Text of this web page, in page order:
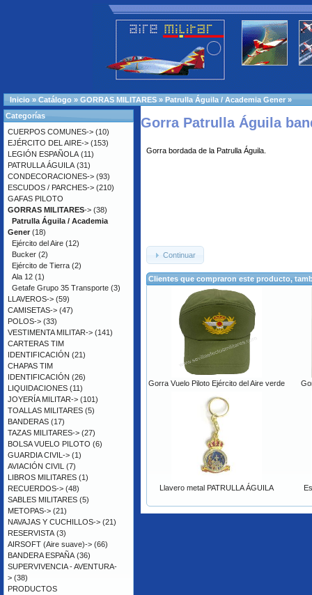
Inicio » Catálogo » GORRAS MILITARES » Patrulla Águila / Academia Gener»
Gorra Patrulla Águila
Gorra bordada de la Patrulla Águila.
Continuar
Clientes que compraron este producto,
Gorra Vuelo Piloto Ejército del Aire verde
Llavero metal PATRULLA ÁGUILA
Categorías
CUERPOS COMUNES-> (10)
EJÉRCITO DEL AIRE-> (153)
LEGIÓN ESPAÑOLA (11)
PATRULLA ÁGUILA (31)
CONDECORACIONES-> (93)
ESCUDOS / PARCHES-> (210)
GAFAS PILOTO
GORRAS MILITARES-> (38)
Patrulla Águila / Academia
Gener (18)
Ejército del Aire (12)
Bucker (2)
Ejército de Tierra (2)
Ala 12 (1)
Getafe Grupo 35 Transporte (3)
LLAVEROS-> (59)
CAMISETAS-> (47)
POLOS-> (33)
VESTIMENTA MILITAR-> (141)
CARTERAS TIM
IDENTIFICACIÓN (21)
CHAPAS TIM
IDENTIFICACIÓN (26)
LIQUIDACIONES (11)
JOYERÍA MILITAR-> (101)
TOALLAS MILITARES (5)
BANDERAS (17)
TAZAS MILITARES-> (27)
BOLSA VUELO PILOTO (6)
GUARDIA CIVIL-> (1)
AVIACIÓN CIVIL (7)
LIBROS MILITARES (1)
RECUERDOS-> (48)
SABLES MILITARES (5)
METOPAS-> (21)
NAVAJAS Y CUCHILLOS-> (21)
RESERVISTA (3)
AIRSOFT (Aire suave)-> (66)
BANDERA ESPAÑA (36)
SUPERVIVENCIA - AVENTURA-
> (38)
PRODUCTOS